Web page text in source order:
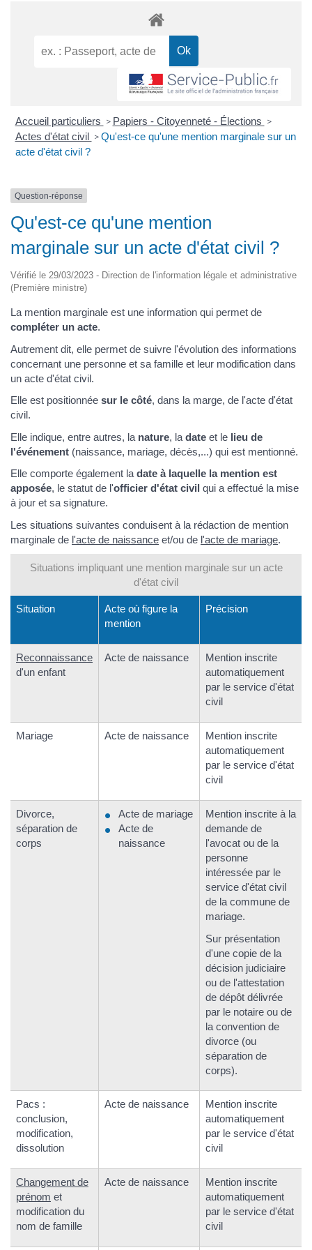
Accueil particuliers > Papiers - Citoyenneté - Élections >
Actes d'état civil > Qu'est-ce qu'une mention marginale sur un
acte d'état civil ?
Question-réponse
Qu'est-ce qu'une mention
marginale sur un acte d'état civil ?
Vérifié le 29/03/2023 - Direction de l'information légale et administrative
(Première ministre)
La mention marginale est une information qui permet de
compléter un acte.
Autrement dit, elle permet de suivre l'évolution des informations
concernant une personne et sa famille et leur modification dans
un acte d'état civil.
Elle est positionnée sur le côté, dans la marge, de l'acte d'état
civil.
Elle indique, entre autres, la nature, la date et le lieu de
l'événement (naissance, mariage, décès,...) qui est mentionné.
Elle comporte également la date à laquelle la mention est
apposée, le statut de l'officier d'état civil qui a effectué la mise
à jour et sa signature.
Les situations suivantes conduisent à la rédaction de mention
marginale de l'acte de naissance et/ou de l'acte de mariage.
Situations impliquant une mention marginale sur un acte
d'état civil
Situation
Acte où figure la
mention
Précision
Reconnaissance
d'un enfant
Acte de naissance
Mention inscrite
automatiquement
par le service d'état
civil
Mariage Acte de naissance
Mention inscrite
automatiquement
par le service d'état
civil
Divorce,
séparation de
corps
Acte de mariage
Acte de
naissance
Mention inscrite à la
demande de
l'avocat ou de la
personne
intéressée par le
service d'état civil
de la commune de
mariage.
Sur présentation
d'une copie de la
décision judiciaire
ou de l'attestation
de dépôt délivrée
par le notaire ou de
la convention de
divorce (ou
séparation de
corps).
Pacs :
conclusion,
modification,
dissolution
Acte de naissance
Mention inscrite
automatiquement
par le service d'état
civil
Changement de
prénom et
modification du
nom de famille
Acte de naissance
Mention inscrite
automatiquement
par le service d'état
civil